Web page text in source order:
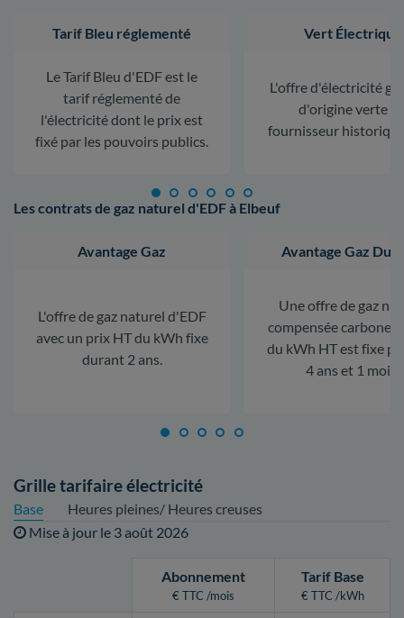
Tarif Bleu réglementé
Le Tarif Bleu d'EDF est le
tarif réglementé de
l'électricité dont le prix est
fixé par les pouvoirs publics.
Vert Électrique
L'offre d'électricité
d'origine verte
fournisseur
Les contrats de gaz naturel d'EDF à Elbeuf
Avantage Gaz
L'offre de gaz naturel d'EDF
avec un prix HT du kWh fixe
durant 2 ans.
Avantage Gaz
Une offre de gaz
compensée carbone.
du kWh HT est fixe
4 ans et 1 mois.
Grille tarifaire électricité
Base
Heures pleines/ Heures creuses
Mise à jour le 3 août 2026
Abonnement
€ TTC /mois
Tarif Base
€ TTC /kWh